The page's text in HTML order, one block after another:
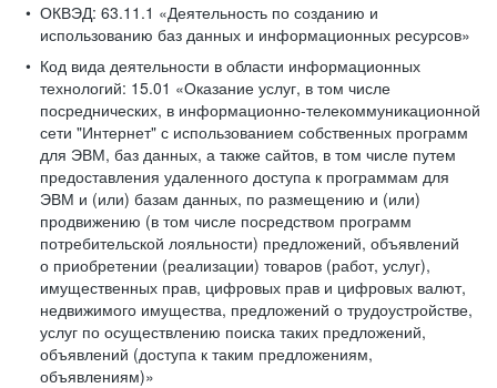
ОКВЭД: 63.11.1 «Деятельность по созданию и
использованию баз данных и информационных ресурсов»
Код вида деятельности в области информационных
технологий: 15.01 «Оказание услуг, в том числе
посреднических, в информационно-телекоммуникационной
сети "Интернет" с использованием собственных программ
для ЭВМ, баз данных, а также сайтов, в том числе путем
предоставления удаленного доступа к программам для
ЭВМ и (или) базам данных, по размещению и (или)
продвижению (в том числе посредством программ
потребительской лояльности) предложений, объявлений
о приобретении (реализации) товаров (работ, услуг),
имущественных прав, цифровых прав и цифровых валют,
недвижимого имущества, предложений о трудоустройстве,
услуг по осуществлению поиска таких предложений,
объявлений (доступа к таким предложениям,
объявлениям)»